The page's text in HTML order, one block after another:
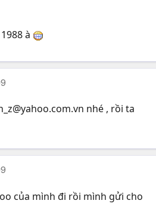
à
nhé , rồi ta
của mình đi rồi mình gửi cho